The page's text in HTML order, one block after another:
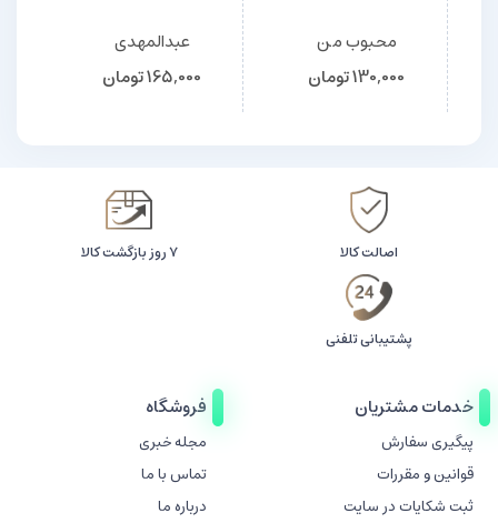
محبوب من
130,000تومان
عبدالمهدی
165,000تومان
اصالت کالا ۷ روز بازگشت کالا
پشتیبانی تلفنی
خدمات مشتریان
پیگیری سفارش
قوانین و مقررات
ثبت شکایات در سایت
فروشگاه
مجله خبری
تماس با ما
درباره ما